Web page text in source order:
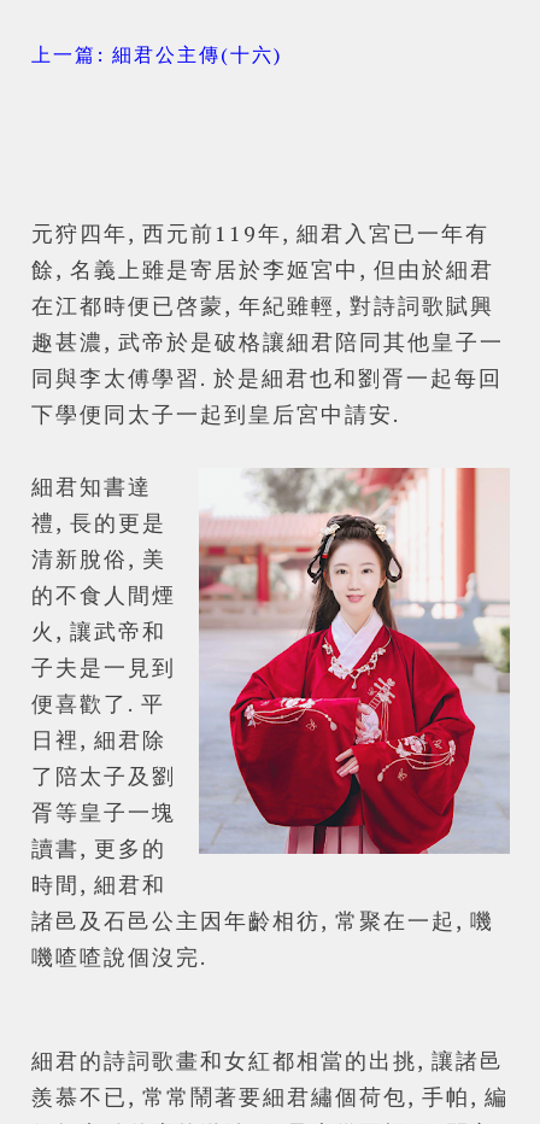
上一篇: 細君公主傳(十六)
元狩四年, 西元前119年, 細君入宮已一年有
餘, 名義上雖是寄居於李姬宮中, 但由於細君
在江都時便已啓蒙, 年紀雖輕, 對詩詞歌賦興
趣甚濃, 武帝於是破格讓細君陪同其他皇子一
同與李太傅學習. 於是細君也和劉胥一起每回
下學便同太子一起到皇后宮中請安.
細君知書達
禮, 長的更是
清新脫俗, 美
的不食人間煙
火, 讓武帝和
子夫是一見到
便喜歡了. 平
日裡, 細君除
了陪太子及劉
胥等皇子一塊
讀書, 更多的
時間, 細君和
諸邑及石邑公主因年齡相彷, 常聚在一起, 嘰
嘰喳喳說個沒完.
細君的詩詞歌畫和女紅都相當的出挑, 讓諸邑
羨慕不已, 常常鬧著要細君繡個荷包, 手帕, 編